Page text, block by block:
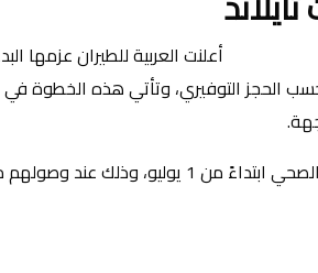
أعلنت العربية للطيران عزمها
وبأسعار تبدأ من 1799 درهم لرحلات الذهاب والعودة حسب
وأكدت هيئة السياحة التايلاندية إعفاء المسافرين